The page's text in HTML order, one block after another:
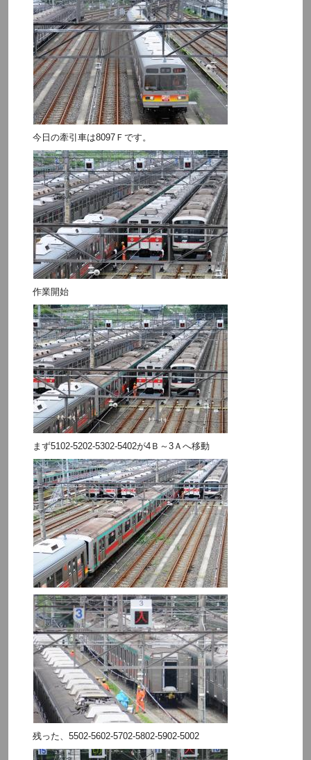
今日の牽引車は8097Ｆです。
作業開始
まず5102-5202-5302-5402が4Ｂ～3Ａへ移動
残った、5502-5602-5702-5802-5902-5002